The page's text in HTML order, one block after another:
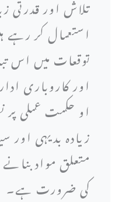
تلاش اور قدرتی
استعمال کر رہے
توقعات میں اس
اور کاروباری
او حکمت عملی پر
زیادہ بدیہی
متعلق مواد
کی ضرورت ہے۔